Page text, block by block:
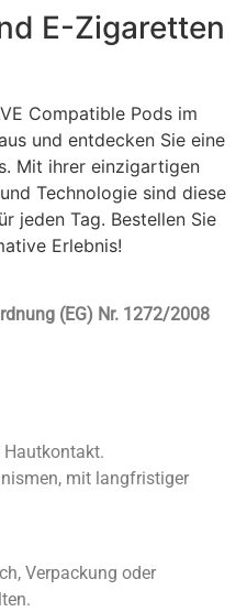
E-Zigaretten
Compatible Pods im
und entdecken Sie eine
Mit ihrer einzigartigen
Technologie sind diese
jeden Tag. Bestellen Sie
Erlebnis!
(EG) Nr. 1272/2008
Hautkontakt.
mit langfristiger
Verpackung oder